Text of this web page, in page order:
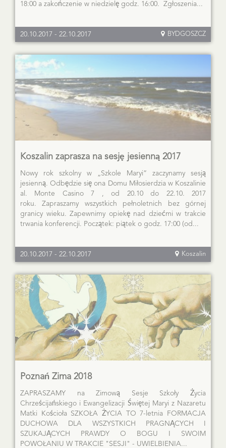
18:00 a zakończenie w niedzielę godz. 16:00. Zgłoszenia...
20.10.2017 - 22.10.2017 BYDGOSZCZ
Koszalin zaprasza na sesję jesienną 2017
Nowy rok szkolny w „Szkole Maryi” zaczynamy sesją
jesienną. Odbędzie się ona Domu Miłosierdzia w Koszalinie
al. Monte Casino 7 , od 20.10 do 22.10. 2017
roku. Zapraszamy wszystkich pełnoletnich bez górnej
granicy wieku. Zapewnimy opiekę nad dziećmi w trakcie
trwania konferencji. Początek: piątek o godz. 17:00 (od...
20.10.2017 - 22.10.2017 Koszalin
Poznań Zima 2018
ZAPRASZAMY na Zimową Sesje Szkoły Życia
Chrześcijańskiego i Ewangelizacji Świętej Maryi z Nazaretu
Matki Kościoła SZKOŁA ŻYCIA TO 7-letnia FORMACJA
DUCHOWA DLA WSZYSTKICH PRAGNĄCYCH I
SZUKAJĄCYCH PRAWDY O BOGU I SWOIM
POWOŁANIU W TRAKCIE "SESJI" - UWIELBIENIA...